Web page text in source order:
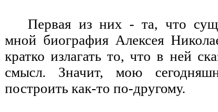
Первая из них - та, что
мной биография Алексея
кратко излагать то, что в ней
смысл. Значит, мою
построить как-то по-другому.